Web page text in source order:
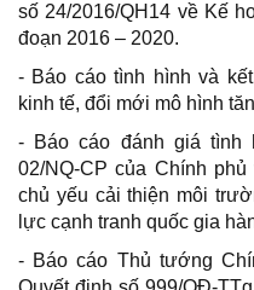
số 24/2016/QH14 về Kế
đoạn 2016 – 2020.
- Báo cáo tình hình và
kinh tế, đổi mới mô hình
- Báo cáo đánh giá tình
02/NQ-CP của Chính
chủ yếu cải thiện môi
lực cạnh tranh quốc gia
- Báo cáo Thủ tướng